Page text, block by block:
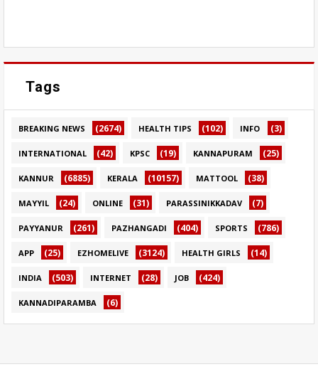
Tags
BREAKING NEWS (2674) HEALTH TIPS (102) INFO (3)
INTERNATIONAL (42) KPSC (19) KANNAPURAM (25)
KANNUR (6885) KERALA (10157) MATTOOL (38)
MAYYIL (24) ONLINE (31) PARASSINIKKADAV (7)
PAYYANUR (261) PAZHANGADI (404) SPORTS (786)
APP (25) EZHOMELIVE (3124) HEALTH GIRLS (14)
INDIA (503) INTERNET (28) JOB (424)
KANNADIPARAMBA (6)